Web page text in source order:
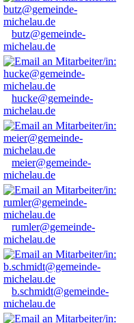
butz@gemeinde-
michelau.de
hucke@gemeinde-
michelau.de
meier@gemeinde-
michelau.de
rumler@gemeinde-
michelau.de
b.schmidt@gemeinde-
michelau.de